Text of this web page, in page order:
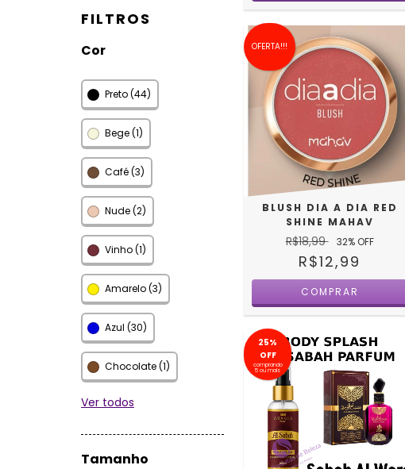
FILTROS
Cor
Preto (44)
Bege (1)
Café (3)
Nude (2)
Vinho (1)
Amarelo (3)
Azul (30)
Chocolate (1)
Ver todos
Tamanho
OFERTA!!!
BLUSH DIA A DIA RED
SHINE MAHAV
R$18,99 32% OFF
R$12,99
25%
OFF
comprando
5 ou mais